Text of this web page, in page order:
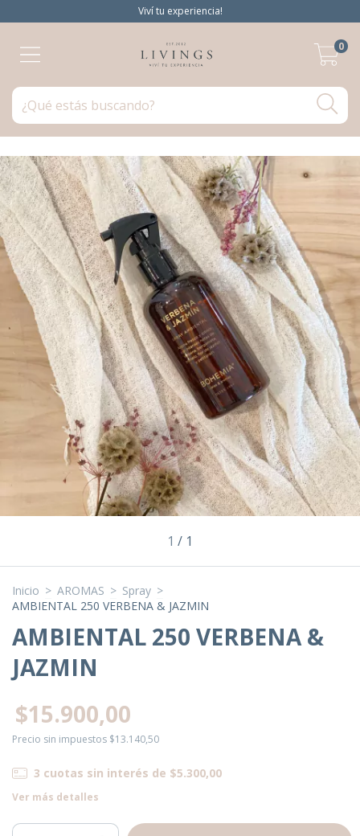
Viví tu experiencia!
0
1 / 1
Inicio > AROMAS > Spray >
AMBIENTAL 250 VERBENA & JAZMIN
AMBIENTAL 250 VERBENA &
JAZMIN
$15.900,00
Precio sin impuestos $13.140,50
3 cuotas sin interés de $5.300,00
Ver más detalles